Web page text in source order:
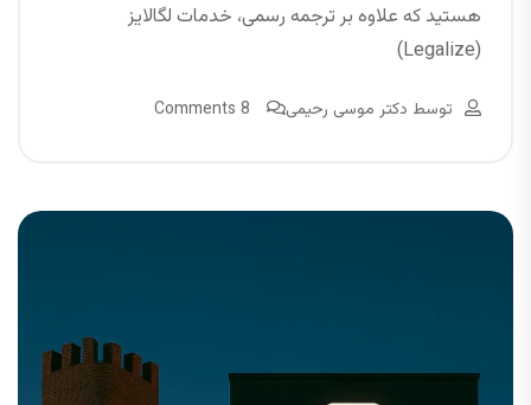
هستید که علاوه بر ترجمه رسمی، خدمات لگالایز
(Legalize)
توسط دکتر موسی رحیمی 8 Comments